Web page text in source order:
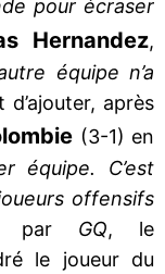
pour écraser
Hernandez,
équipe n’a
d’ajouter, après
(3-1) en
équipe. C’est
offensifs
par GQ, le
le joueur du